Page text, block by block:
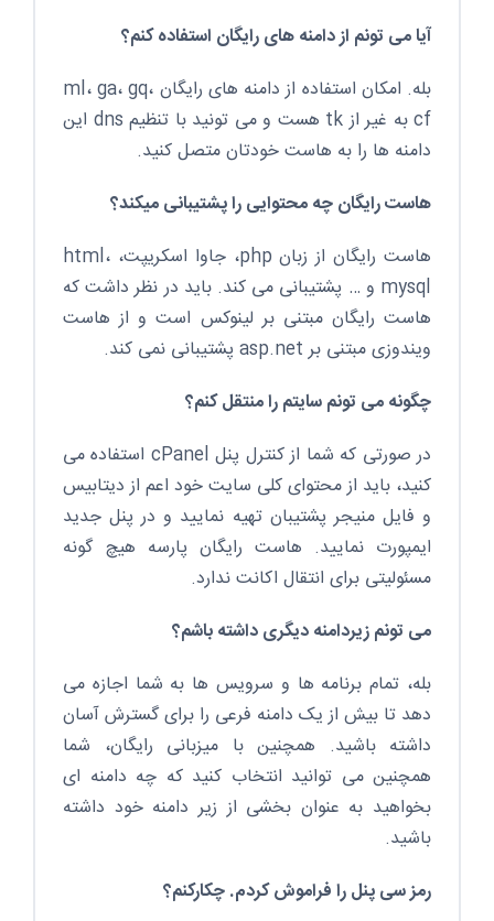
آیا می تونم از دامنه های رایگان استفاده کنم؟
بله. امکان استفاده از دامنه های رایگان ml، ga، gq،
cf به غیر از tk هست و می تونید با تنظیم dns این
دامنه ها را به هاست خودتان متصل کنید.
هاست رایگان چه محتوایی را پشتیبانی میکند؟
هاست رایگان از زبان php، جاوا اسکریپت، html،
mysql و … پشتیبانی می کند. باید در نظر داشت که
هاست رایگان مبتنی بر لینوکس است و از هاست
ویندوزی مبتنی بر asp.net پشتیبانی نمی کند.
چگونه می تونم سایتم را منتقل کنم؟
در صورتی که شما از کنترل پنل cPanel استفاده می
کنید، باید از محتوای کلی سایت خود اعم از دیتابیس
و فایل منیجر پشتیبان تهیه نمایید و در پنل جدید
ایمپورت نمایید. هاست رایگان پارسه هیچ گونه
مسئولیتی برای انتقال اکانت ندارد.
می تونم زیردامنه دیگری داشته باشم؟
بله، تمام برنامه ها و سرویس ها به شما اجازه می
دهد تا بیش از یک دامنه فرعی را برای گسترش آسان
داشته باشید. همچنین با میزبانی رایگان، شما
همچنین می توانید انتخاب کنید که چه دامنه ای
بخواهید به عنوان بخشی از زیر دامنه خود داشته
باشید.
رمز سی پنل را فراموش کردم. چکارکنم؟